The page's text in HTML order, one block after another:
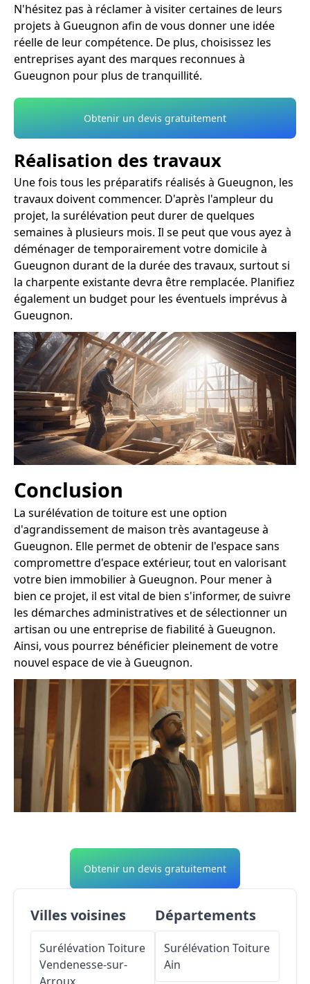
N'hésitez pas à réclamer à visiter certaines de leurs
projets à Gueugnon afin de vous donner une idée
réelle de leur compétence. De plus, choisissez les
entreprises ayant des marques reconnues à
Gueugnon pour plus de tranquillité.
Obtenir un devis gratuitement
Réalisation des travaux
Une fois tous les préparatifs réalisés à Gueugnon, les
travaux doivent commencer. D'après l'ampleur du
projet, la surélévation peut durer de quelques
semaines à plusieurs mois. Il se peut que vous ayez à
déménager de temporairement votre domicile à
Gueugnon durant de la durée des travaux, surtout si
la charpente existante devra être remplacée. Planifiez
également un budget pour les éventuels imprévus à
Gueugnon.
Conclusion
La surélévation de toiture est une option
d'agrandissement de maison très avantageuse à
Gueugnon. Elle permet de obtenir de l'espace sans
compromettre d'espace extérieur, tout en valorisant
votre bien immobilier à Gueugnon. Pour mener à
bien ce projet, il est vital de bien s'informer, de suivre
les démarches administratives et de sélectionner un
artisan ou une entreprise de fiabilité à Gueugnon.
Ainsi, vous pourrez bénéficier pleinement de votre
nouvel espace de vie à Gueugnon.
Obtenir un devis gratuitement
Villes voisines
Surélévation Toiture
Vendenesse-sur-
Départements
Surélévation Toiture
Ain